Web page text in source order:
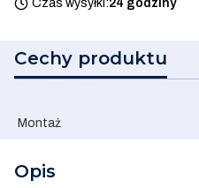
Czas wysyłki:24 godziny
Cechy produktu
Montaż
Opis